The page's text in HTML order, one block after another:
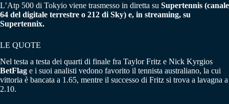
L’Atp 500 di Tokyio viene trasmesso in diretta su Supertennis (canale
64 del digitale terrestre o 212 di Sky) e, in streaming, su
Supertennix.
LE QUOTE
Nel testa a testa dei quarti di finale fra Taylor Fritz e Nick Kyrgios
BetFlag e i suoi analisti vedono favorito il tennista australiano, la cui
vittoria è bancata a 1.65, mentre il successo di Fritz si trova a lavagna a
2.10.